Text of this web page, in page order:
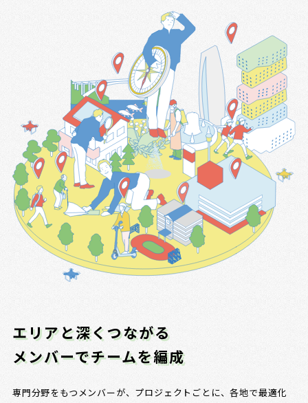
エリアと深くつながる
メンバーでチームを編成
専門分野をもつメンバーが、プロジェクトごとに、各地で最適化